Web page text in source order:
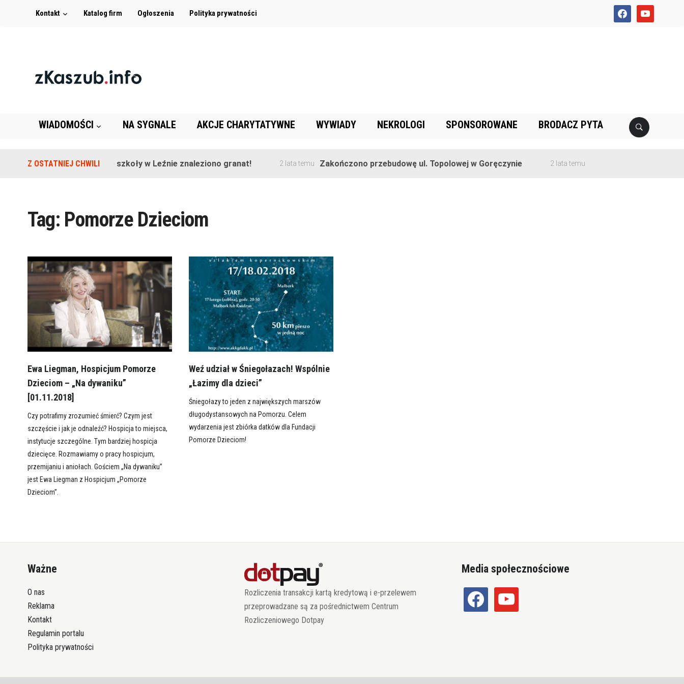
facebookyoutube
Kontakt Katalog firm Ogłoszenia Polityka prywatności
WIADOMOŚCI NA SYGNALE AKCJE CHARYTATYWNE WYWIADY NEKROLOGI SPONSOROWANE BRODACZ PYTA
Z OSTATNIEJ CHWILINa terenie szkoły w Leźnie znaleziono granat! 2 lata temu Zakończono przebudowę ul. Topolowej w Goręczynie 2 lata temu
Tag: Pomorze Dzieciom
Ewa Liegman, Hospicjum Pomorze
Dzieciom – „Na dywaniku”
[01.11.2018]
Czy potrafimy zrozumieć śmierć? Czym jest
szczęście i jak je odnaleźć? Hospicja to miejsca,
instytucje szczególne. Tym bardziej hospicja
dziecięce. Rozmawiamy o pracy hospicjum,
przemijaniu i aniołach. Gościem „Na dywaniku”
jest Ewa Liegman z Hospicjum „Pomorze
Dzieciom”.
Weź udział w Śniegołazach! Wspólnie
„Łazimy dla dzieci”
Śniegołazy to jeden z największych marszów
długodystansowych na Pomorzu. Celem
wydarzenia jest zbiórka datków dla Fundacji
Pomorze Dzieciom!
Ważne
O nas
Reklama
Kontakt
Regulamin portalu
Polityka prywatności
Rozliczenia transakcji kartą kredytową i e-przelewem
przeprowadzane są za pośrednictwem Centrum
Rozliczeniowego Dotpay
Media społecznościowe
facebook youtube